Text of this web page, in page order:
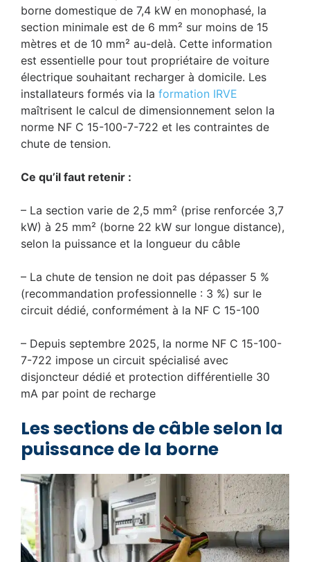
borne domestique de 7,4 kW en monophasé, la
section minimale est de 6 mm² sur moins de 15
mètres et de 10 mm² au-delà. Cette information
est essentielle pour tout propriétaire de voiture
électrique souhaitant recharger à domicile. Les
installateurs formés via la formation IRVE
maîtrisent le calcul de dimensionnement selon la
norme NF C 15-100-7-722 et les contraintes de
chute de tension.
Ce qu’il faut retenir :
– La section varie de 2,5 mm² (prise renforcée 3,7
kW) à 25 mm² (borne 22 kW sur longue distance),
selon la puissance et la longueur du câble
– La chute de tension ne doit pas dépasser 5 %
(recommandation professionnelle : 3 %) sur le
circuit dédié, conformément à la NF C 15-100
– Depuis septembre 2025, la norme NF C 15-100-
7-722 impose un circuit spécialisé avec
disjoncteur dédié et protection différentielle 30
mA par point de recharge
Les sections de câble selon la
puissance de la borne